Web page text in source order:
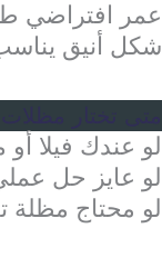
عمر افتراضي
شكل أنيق
لو عندك فيلا أو
لو عايز حل
لو محتاج مظلة